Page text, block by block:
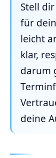
Stell
für
leicht
klar,
darum
deine